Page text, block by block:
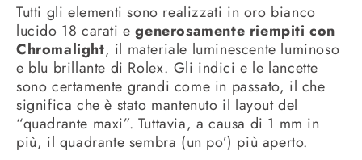
Tutti gli elementi sono realizzati in oro bianco
lucido 18 carati e generosamente riempiti con
Chromalight, il materiale luminescente luminoso
e blu brillante di Rolex. Gli indici e le lancette
sono certamente grandi come in passato, il che
significa che è stato mantenuto il layout del
“quadrante maxi”. Tuttavia, a causa di 1 mm in
più, il quadrante sembra (un po’) più aperto.